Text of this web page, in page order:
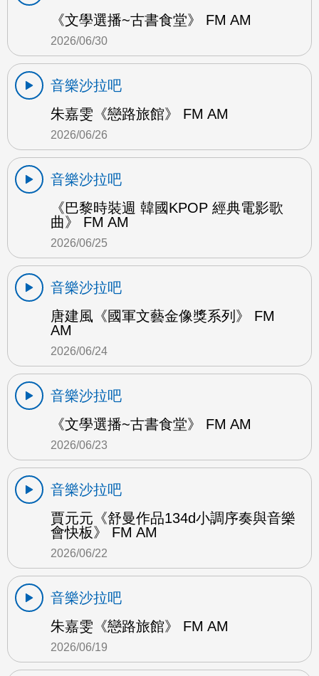
《文學選播~古書食堂》 FM AM
2026/06/30
音樂沙拉吧
朱嘉雯《戀路旅館》 FM AM
2026/06/26
音樂沙拉吧
《巴黎時裝週 韓國KPOP 經典電影歌
曲》 FM AM
2026/06/25
音樂沙拉吧
唐建風《國軍文藝金像獎系列》 FM
AM
2026/06/24
音樂沙拉吧
《文學選播~古書食堂》 FM AM
2026/06/23
音樂沙拉吧
賈元元《舒曼作品134d小調序奏與音樂
會快板》 FM AM
2026/06/22
音樂沙拉吧
朱嘉雯《戀路旅館》 FM AM
2026/06/19